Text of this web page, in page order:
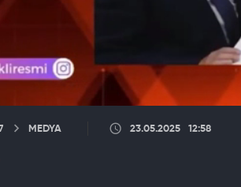
MEDYA 23.05.2025 12:58